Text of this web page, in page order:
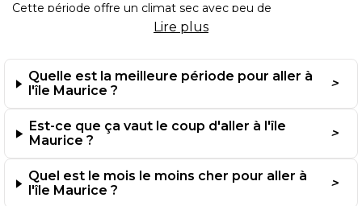
Cette période offre un climat sec avec peu de
précipitations. Les plages du nord comme Grand Baie et
Trou aux Biches bénéficient d’un ensoleillement maximal.
Les mois de juin et octobre sont particulièrement
recommandés. Vous évitez la haute saison touristique tout
en profitant d’une météo clémente.
L’été austral de novembre à avril
Les températures grimpent jusqu’à 30°C durant cette
saison. L’eau atteint 27°C, idéale pour les sports nautiques.
Lire plus
Quelle est la meilleure période pour aller à
l'île Maurice ?
Est-ce que ça vaut le coup d'aller à l'île
Maurice ?
Quel est le mois le moins cher pour aller à
l'île Maurice ?